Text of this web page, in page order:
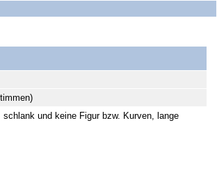
und keine Figur bzw. Kurven, lange